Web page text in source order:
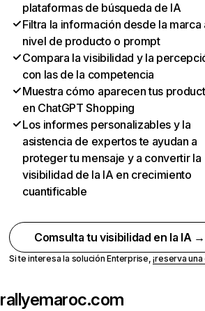
plataformas de búsqueda de IA
Filtra la información desde la marca
nivel de producto o prompt
Compara la visibilidad y la
con las de la competencia
Muestra cómo aparecen tus
en ChatGPT Shopping
Los informes personalizables y la
asistencia de expertos te ayudan a
proteger tu mensaje y a convertir la
visibilidad de la IA en crecimiento
cuantificable
Comsulta tu visibilidad en la IA →
Si te interesa la solución Enterprise,¡reserva
rallyemaroc.com